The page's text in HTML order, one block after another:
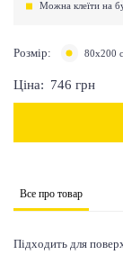
Можна клеїти на
Розмір: 80х200
Ціна: 746 грн
Все про товар
Підходить для